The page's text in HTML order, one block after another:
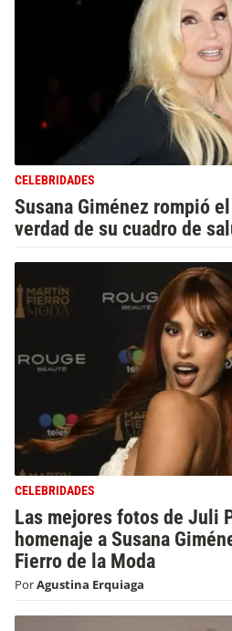
CELEBRIDADES
Susana Giménez rompió
verdad de su cuadro de
CELEBRIDADES
Las mejores fotos de Juli
homenaje a Susana
Fierro de la Moda
PorAgustina Erquiaga